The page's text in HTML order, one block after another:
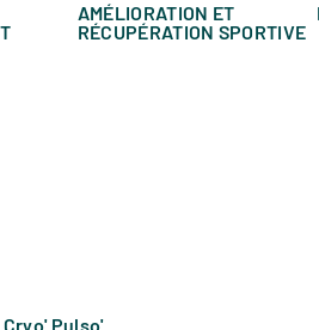
AMÉLIORATION ET
RÉCUPÉRATION SPORTIVE
Pulso'